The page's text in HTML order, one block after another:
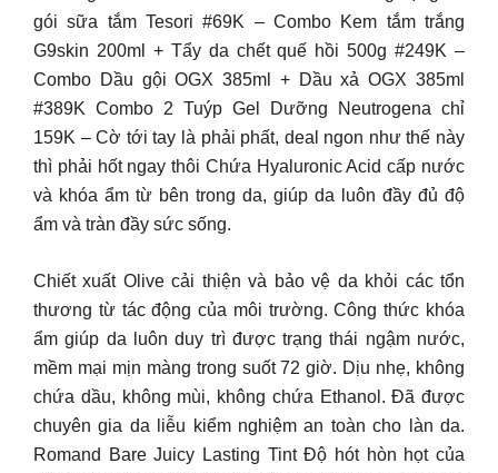
gói sữa tắm Tesori #69K – Combo Kem tắm trắng
G9skin 200ml + Tẩy da chết quế hồi 500g #249K –
Combo Dầu gội OGX 385ml + Dầu xả OGX 385ml
#389K Combo 2 Tuýp Gel Dưỡng Neutrogena chỉ
159K – Cờ tới tay là phải phất, deal ngon như thế này
thì phải hốt ngay thôi Chứa Hyaluronic Acid cấp nước
và khóa ẩm từ bên trong da, giúp da luôn đầy đủ độ
ẩm và tràn đầy sức sống.
Chiết xuất Olive cải thiện và bảo vệ da khỏi các tổn
thương từ tác động của môi trường. Công thức khóa
ẩm giúp da luôn duy trì được trạng thái ngậm nước,
mềm mại mịn màng trong suốt 72 giờ. Dịu nhẹ, không
chứa dầu, không mùi, không chứa Ethanol. Đã được
chuyên gia da liễu kiểm nghiệm an toàn cho làn da.
Romand Bare Juicy Lasting Tint Độ hót hòn họt của